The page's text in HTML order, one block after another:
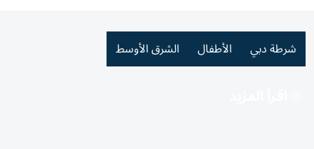
شرطة دبي الأطفال الشرق الأوسط